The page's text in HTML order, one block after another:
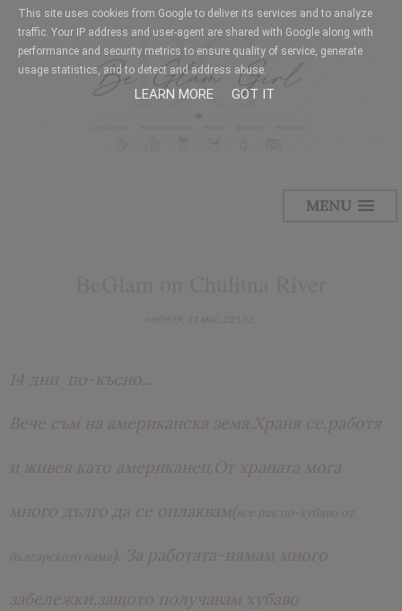
MENU
14 дни по-късно...
Вече съм на американска земя.Храня се,работя
и живея като американец.От храната мога
много дълго да се оплаквам(все пак по-хубаво от
българското няма ). За работата-нямам много
забележки,защото получавам хубаво
This site uses cookies from Google to deliver its services and to analyze
traffic. Your IP address and user-agent are shared with Google along with
performance and security metrics to ensure quality of service, generate
usage statistics, and to detect and address abuse.
LEARN MORE GOT IT